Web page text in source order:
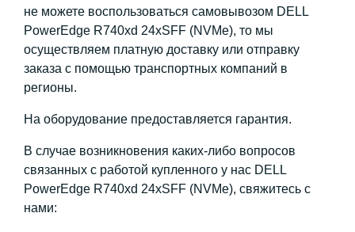
не можете воспользоваться самовывозом DELL
PowerEdge R740xd 24xSFF (NVMe), то мы
осуществляем платную доставку или отправку
заказа с помощью транспортных компаний в
регионы.
На оборудование предоставляется гарантия.
В случае возникновения каких-либо вопросов
связанных с работой купленного у нас DELL
PowerEdge R740xd 24xSFF (NVMe), свяжитесь с
нами: